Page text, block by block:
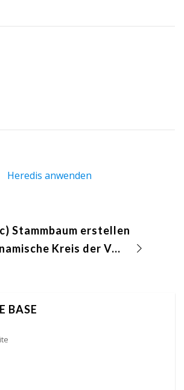
Heredis anwenden
Stammbaum erstellen
Der dynamische Kreis der Vorfahren
BASE